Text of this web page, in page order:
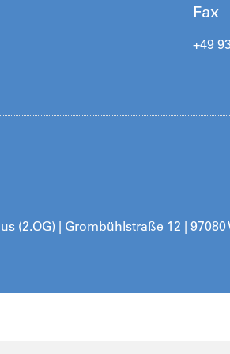
Fax
+49
(2.OG) | Grombühlstraße 12 |